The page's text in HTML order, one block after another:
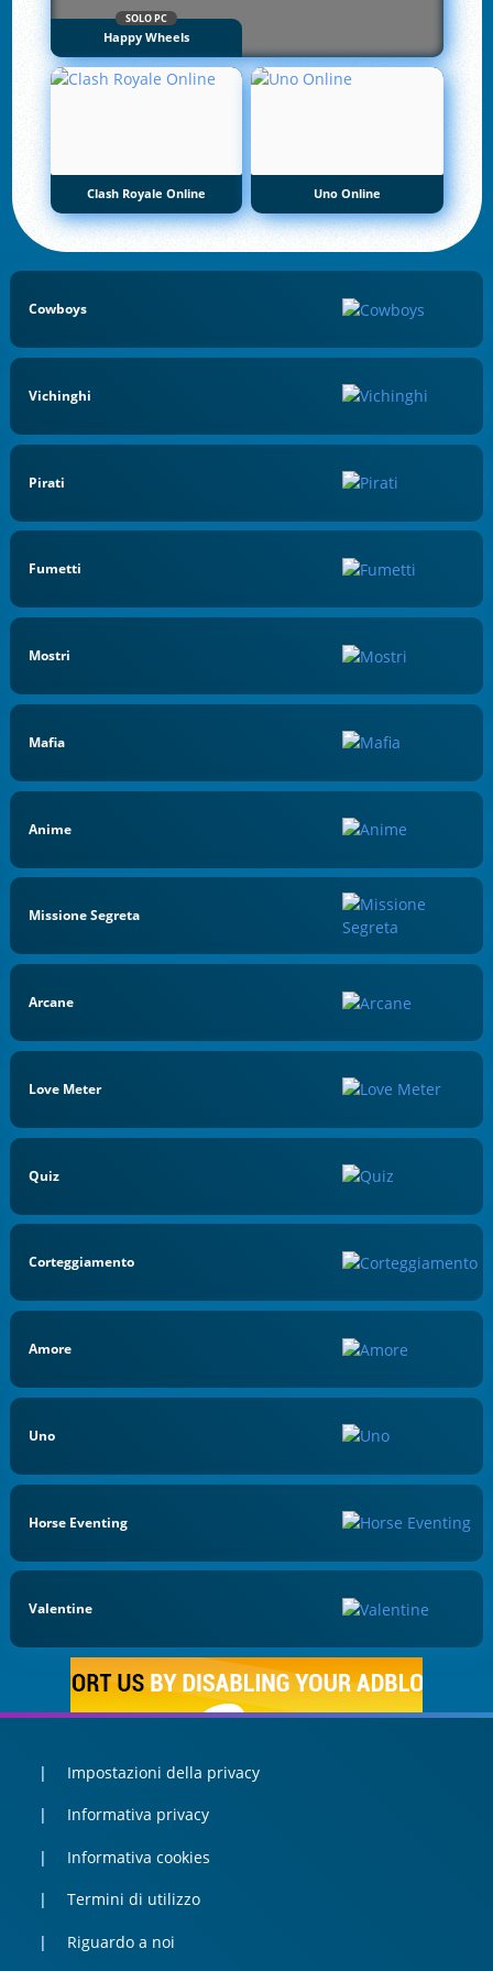
SOLO PC
Happy Wheels
Clash Royale Online Uno Online
Cowboys
Vichinghi
Pirati
Fumetti
Mostri
Mafia
Anime
Missione Segreta
Arcane
Love Meter
Quiz
Corteggiamento
Amore
Uno
Horse Eventing
Valentine
Impostazioni della privacy
Informativa privacy
Informativa cookies
Termini di utilizzo
Riguardo a noi